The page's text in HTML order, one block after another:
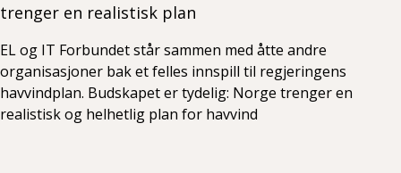
trenger en realistisk plan
EL og IT Forbundet står sammen med åtte andre
organisasjoner bak et felles innspill til regjeringens
havvindplan. Budskapet er tydelig: Norge trenger en
realistisk og helhetlig plan for havvind